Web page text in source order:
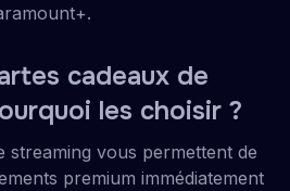
cadeaux de
les choisir ?
streaming vous permettent de
premium immédiatement